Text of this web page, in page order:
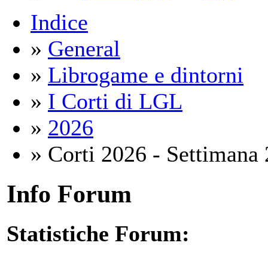
Indice
» General
» Librogame e dintorni
» I Corti di LGL
» 2026
» Corti 2026 - Settimana
Info Forum
Statistiche Forum: